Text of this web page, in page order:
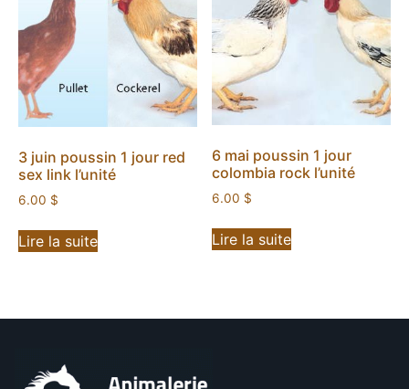
3 juin poussin 1 jour red
sex link l’unité
6.00 $
Lire la suite
6 mai poussin 1 jour
colombia rock l’unité
6.00 $
Lire la suite